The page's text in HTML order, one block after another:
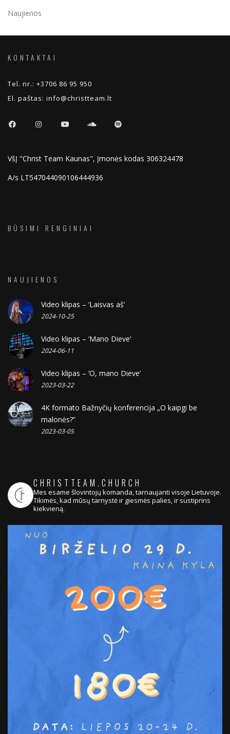
Naujienos
KONTAKTAI
Tel. nr.: +3706 86 95 950
El. paštas: info@christteam.lt
VšĮ "Christ Team Kaunas", Įmonės kodas 306324478
A/s LT547044090106444936
BŪSIMI RENGINIAI
NAUJIENOS
Video klipas – ‘Laisvas aš’
2024-10-25
Video klipas – ‘Mano Dieve’
2024-06-11
Video klipas – ‘O, mano Dieve’
2023-03-22
4K formato Bažnyčių konferencija „O kaipgi be
malonės?”
2023-03-05
CHRISTTEAM.CHURCH
Mes esame šlovintojų komanda, tarnaujanti visoje Lietuvoje.
Tikimės, kad mūsų tarnystė ir giesmės palies, ir sustiprins
kiekvieną.